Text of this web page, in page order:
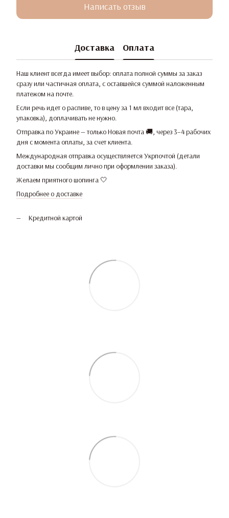
Написать отзыв
Доставка Оплата
Наш клиент всегда имеет выбор: оплата полной суммы за заказ
сразу или частичная оплата, с оставшейся суммой наложенным
платежом на почте.
Если речь идет о распиве, то в цену за 1 мл входит все (тара,
упаковка), доплачивать не нужно.
Отправка по Украине — только Новая почта 🚚, через 3–4 рабочих
дня с момента оплаты, за счет клиента.
Международная отправка осуществляется Укрпочтой (детали
доставки мы сообщим лично при оформлении заказа).
Желаем приятного шопинга 🤍
Подробнее о доставке
Кредитной картой